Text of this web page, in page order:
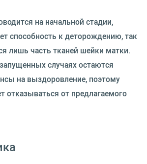
на начальной стадии,
способность к деторождению, так
лишь часть тканей шейки матки.
случаях остаются
на выздоровление, поэтому
отказываться от предлагаемого